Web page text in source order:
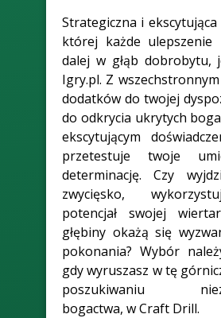
Strategiczna i
której każde ulepszenie
dalej w głąb dobrobytu,
Igry.pl. Z
dodatków do twojej
do odkrycia ukrytych
ekscytującym
przetestuje twoje
determinację. Czy
zwycięsko,
potencjał swojej
głębiny okażą się
pokonania? Wybór
gdy wyruszasz w tę
poszukiwaniu
bogactwa, w Craft Drill.